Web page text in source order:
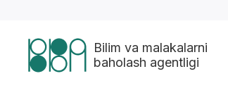
Bilim va malakalarni
baholash agentligi